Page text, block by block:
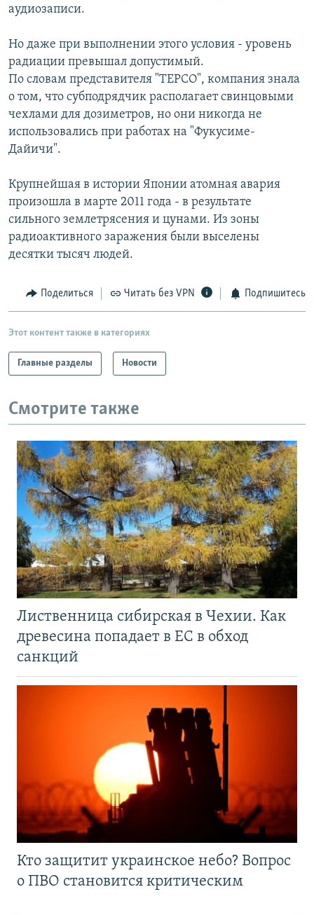
аудиозаписи.
Но даже при выполнении этого условия - уровень
радиации превышал допустимый.
По словам представителя "ТЕРСО", компания знала
о том, что субподрядчик располагает свинцовыми
чехлами для дозиметров, но они никогда не
использовались при работах на "Фукусиме-
Дайичи".
Крупнейшая в истории Японии атомная авария
произошла в марте 2011 года - в результате
сильного землетрясения и цунами. Из зоны
радиоактивного заражения были выселены
десятки тысяч людей.
Поделиться Читать без VPN Подпишитесь
Этот контент также в категориях
Главные разделы Новости
Смотрите также
Лиственница сибирская в Чехии. Как
древесина попадает в ЕС в обход
санкций
Кто защитит украинское небо? Вопрос
о ПВО становится критическим